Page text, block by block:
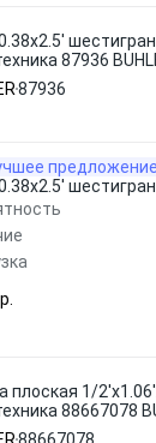
87936
87936
предложение
плоская 1/
88667078